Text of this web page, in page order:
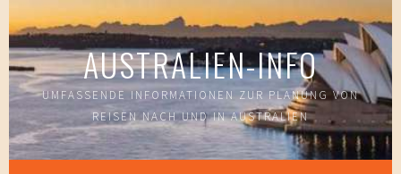
Springe
zum
Inhalt
AUSTRALIEN-INFO
UMFASSENDE INFORMATIONEN ZUR PLANUNG VON
REISEN NACH UND IN AUSTRALIEN